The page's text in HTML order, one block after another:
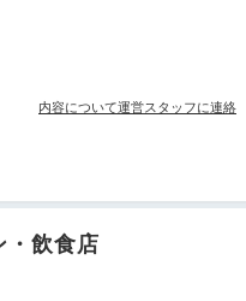
歯ブラシ タオル
内容について運営スタッフに連絡
・飲食店